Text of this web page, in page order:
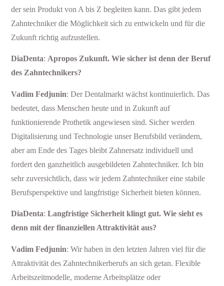
der sein Produkt von A bis Z begleiten kann. Das gibt jedem
Zahntechniker die Möglichkeit sich zu entwickeln und für die
Zukunft richtig aufzustellen.
DiaDenta: Apropos Zukunft. Wie sicher ist denn der Beruf
des Zahntechnikers?
Vadim Fedjunin: Der Dentalmarkt wächst kontinuierlich. Das
bedeutet, dass Menschen heute und in Zukunft auf
funktionierende Prothetik angewiesen sind. Sicher werden
Digitalisierung und Technologie unser Berufsbild verändern,
aber am Ende des Tages bleibt Zahnersatz individuell und
fordert den ganzheitlich ausgebildeten Zahntechniker. Ich bin
sehr zuversichtlich, dass wir jedem Zahntechniker eine stabile
Berufsperspektive und langfristige Sicherheit bieten können.
DiaDenta:Langfristige Sicherheit klingt gut. Wie sieht es
denn mit der finanziellen Attraktivität aus?
Vadim Fedjunin: Wir haben in den letzten Jahren viel für die
Attraktivität des Zahntechnikerberufs an sich getan. Flexible
Arbeitszeitmodelle, moderne Arbeitsplätze oder